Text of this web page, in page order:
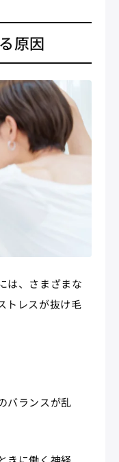
原因
は、さまざまな
トレスが抜け毛
バランスが乱